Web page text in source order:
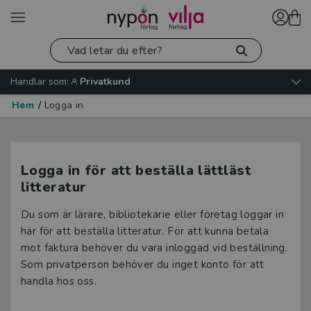
Handlar som:
Privatkund
Hem / Logga in
Logga in för att beställa lättläst
litteratur
Du som är lärare, bibliotekarie eller företag loggar in
här för att beställa litteratur. För att kunna betala
mot faktura behöver du vara inloggad vid beställning.
Som privatperson behöver du inget konto för att
handla hos oss.